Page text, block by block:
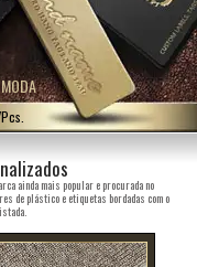
ainda mais popular e procurada no
de plástico e etiquetas bordadas com o